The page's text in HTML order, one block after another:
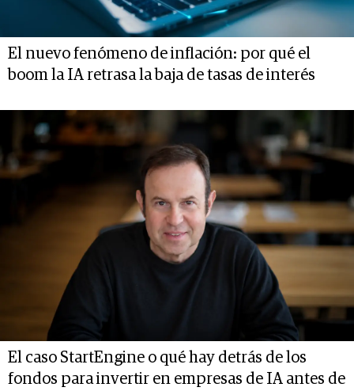
El nuevo fenómeno de inflación: por qué el
boom la IA retrasa la baja de tasas de interés
El caso StartEngine o qué hay detrás de los
fondos para invertir en empresas de IA antes de